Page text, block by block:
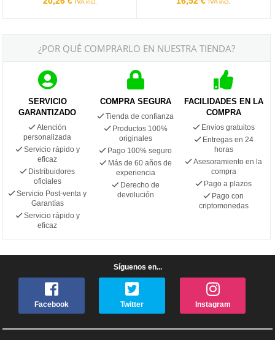
¿POR QUÉ COMPRARLO EN NUESTRA TIENDA?
SERVICIO
GARANTIZADO
Atención
personalizada
Servicio rápido y
eficaz
Distribuidores
oficiales
Servicio Post-venta y
Garantías
Servicio rápido y
eficaz
COMPRA SEGURA
Tienda de confianza
Productos 100%
originales
Pago 100% seguro
Más de 60 años de
experiencia
Derecho de
devolución
FACILIDADES EN LA
COMPRA
Envíos gratuitos
Entregas en 24
horas
Asesoramiento en la
compra
Pago a plazos
Pago con
criptomonedas
Síguenos en...
Facebook Twitter Instagram